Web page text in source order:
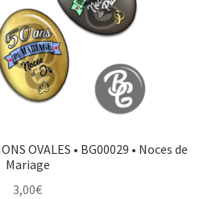
OVALES • BG00029 • Noces de
Mariage
3,00€